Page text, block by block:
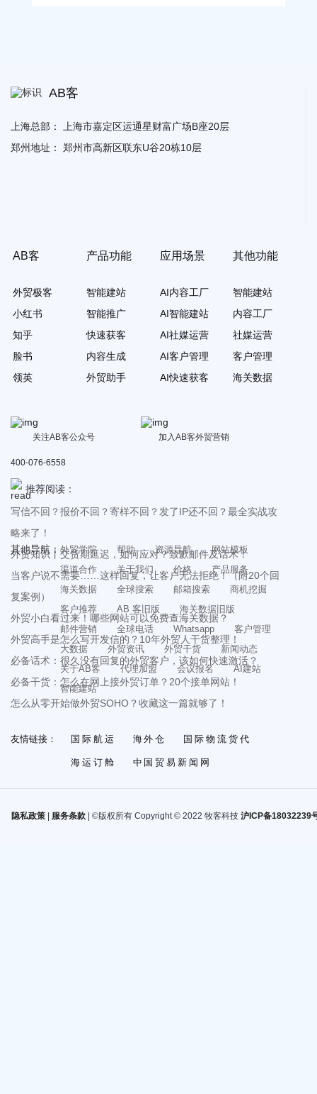
AB客
上海总部：
上海市嘉定区运通星财富广场B座20层
郑州地址：
郑州市高新区联东U谷20栋10层
AB客
外贸极客
小红书
知乎
脸书
领英
产品功能
智能建站
智能推广
快速获客
内容生成
外贸助手
应用场景
AI内容工厂
AI智能建站
AI社媒运营
AI客户管理
AI快速获客
其他功能
智能建站
内容工厂
社媒运营
客户管理
海关数据
关注AB客公众号 加入AB客外贸营销
400-076-6558
推荐阅读：
写信不回？报价不回？寄样不回？发了IP还不回？最全实战攻
略来了！
外贸知识丨交货期延迟，如何应对？致歉邮件及话术！
当客户说不需要……这样回复，让客户无法拒绝！（附20个回
复案例）
外贸小白看过来！哪些网站可以免费查海关数据？
外贸高手是怎么写开发信的？10年外贸人干货整理！
必备话术：很久没有回复的外贸客户，该如何快速激活？
必备干货：怎么在网上接外贸订单？20个接单网站！
怎么从零开始做外贸SOHO？收藏这一篇就够了！
其他导航： 外贸学院 帮助 资源导航
网站模板
渠道合作
关于我们 价格
产品服务
海关数据
全球搜索 邮箱搜索
商机挖掘
客户推荐
AB 客旧版
海关数据旧版
邮件营销
全球电话 Whatsapp
客户管理
大数据
外贸资讯 外贸干货
新闻动态
关于AB客
代理加盟 会议报名
AI建站
智能建站
友情链接： 国际航运 海外仓 国际物流货代
海运订舱 中国贸易新闻网
隐私政策| 服务条款| ©版权所有 Copyright © 2022 牧客科技 沪ICP备18032239